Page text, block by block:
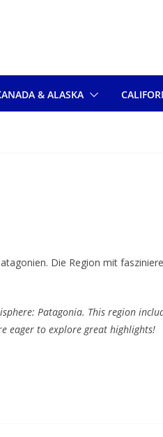
& ALASKA
Die Region mit
Patagonia. This region
eager to explore great highlights!